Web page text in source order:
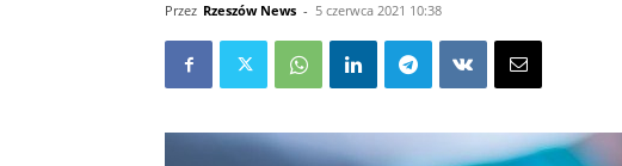
Przez Rzeszów News - 5 czerwca 2021 10:38